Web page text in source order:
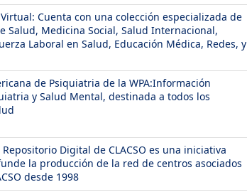
Cuenta con una colección especializada de
Salud, Medicina Social, Salud Internacional,
Laboral en Salud, Educación Médica, Redes, y
de Psiquiatria de la WPA:Información
y Salud Mental, destinada a todos los
Digital de CLACSO es una iniciativa
la producción de la red de centros asociados
desde 1998